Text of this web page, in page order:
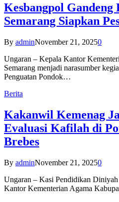
Kesbangpol Gandeng
Semarang Siapkan
By adminNovember 21, 20250
Ungaran – Kepala Kantor
Semarang menjadi narasumber
Penguatan Pondok…
Berita
Kakanwil Kemenag
Evaluasi Kafilah di
Brebes
By adminNovember 21, 20250
Ungaran – Kasi Pendidikan Diniyah
Kantor Kementerian Agama